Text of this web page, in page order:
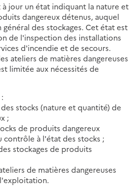
jour un état indiquant la nature et
dangereux détenus, auquel
général des stockages. Cet état est
de l'inspection des installations
d'incendie et de secours.
ateliers de matières dangereuses
limitée aux nécessités de
stocks (nature et quantité) de
;
de produits dangereux
contrôle à l'état des stocks ;
stockages de produits
de matières dangereuses